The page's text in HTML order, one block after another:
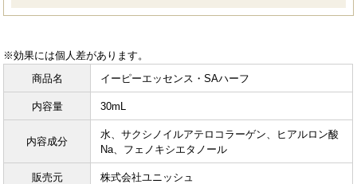
※効果には個人差があります。
商品名
イーピーエッセンス・SAハーフ
内容量 30mL
内容成分
水、サクシノイルアテロコラーゲン、ヒアルロン酸
Na、フェノキシエタノール
販売元 株式会社ユニッシュ